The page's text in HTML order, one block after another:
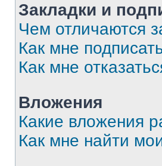
Закладки и
Чем отличаются
Как мне
Как мне
Вложения
Какие вложения
Как мне найти